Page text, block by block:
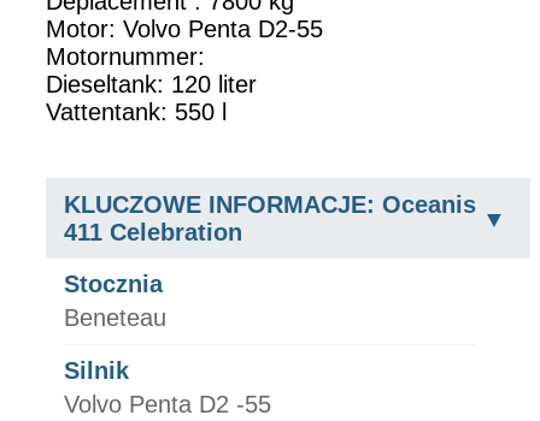
Motor: Volvo Penta D2-55
Motornummer:
Dieseltank: 120 liter
Vattentank: 550 l
KLUCZOWE INFORMACJE: Oceanis
411 Celebration
Stocznia
Beneteau
Silnik
Volvo Penta D2 -55